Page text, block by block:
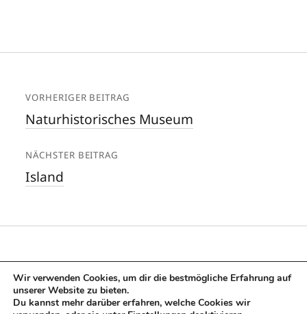
VORHERIGER BEITRAG
Naturhistorisches Museum
NÄCHSTER BEITRAG
Island
Wir verwenden Cookies, um dir die bestmögliche Erfahrung auf
unserer Website zu bieten.
Du kannst mehr darüber erfahren, welche Cookies wir